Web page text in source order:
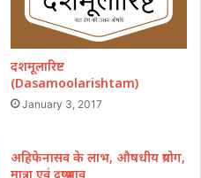
दशमूलारिष्ट
(Dasamoolarishtam)
January 3, 2017
अहिफेनासव के लाभ, औषधीय प्रयोग,
मात्रा एवं दुष्प्रभाव